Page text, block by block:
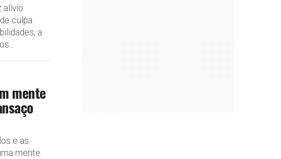
alívio
culpa.
a
mente
e as
mente